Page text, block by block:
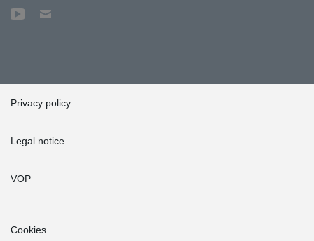
Privacy policy
Legal notice
VOP
Cookies